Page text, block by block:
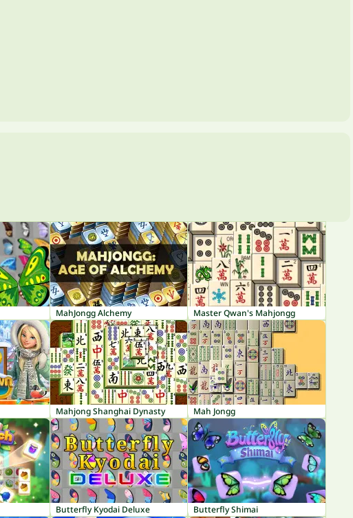
MahJongg Alchemy Master Qwan's Mahjongg
Mahjong Shanghai Dynasty Mah Jongg
Butterfly Kyodai Deluxe Butterfly Shimai